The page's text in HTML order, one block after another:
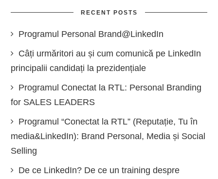
RECENT POSTS
Programul Personal Brand@LinkedIn
Câți urmăritori au și cum comunică pe LinkedIn
principalii candidați la prezidențiale
Programul Conectat la RTL: Personal Branding
for SALES LEADERS
Programul “Conectat la RTL” (Reputație, Tu în
media&LinkedIn): Brand Personal, Media și Social
Selling
De ce LinkedIn? De ce un training despre